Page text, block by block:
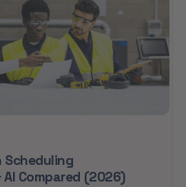
Scheduling
Compared (2026)